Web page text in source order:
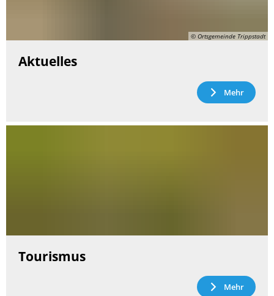
© Ortsgemeinde Trippstadt
Aktuelles
Mehr
Tourismus
Mehr